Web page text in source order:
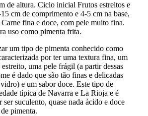
de altura. Ciclo inicial Frutos estreitos e
cm de comprimento e 4-5 cm na base,
fina e doce, com pele muito fina.
uso como pimenta frita.
um tipo de pimenta conhecido como
por ter uma textura fina, um
uma pele frágil (a partir dessas
é dado que são tão finas e delicadas
e um sabor doce. Este tipo de
típica de Navarra e La Rioja e é
suculento, quase nada ácido e doce
pimenta.